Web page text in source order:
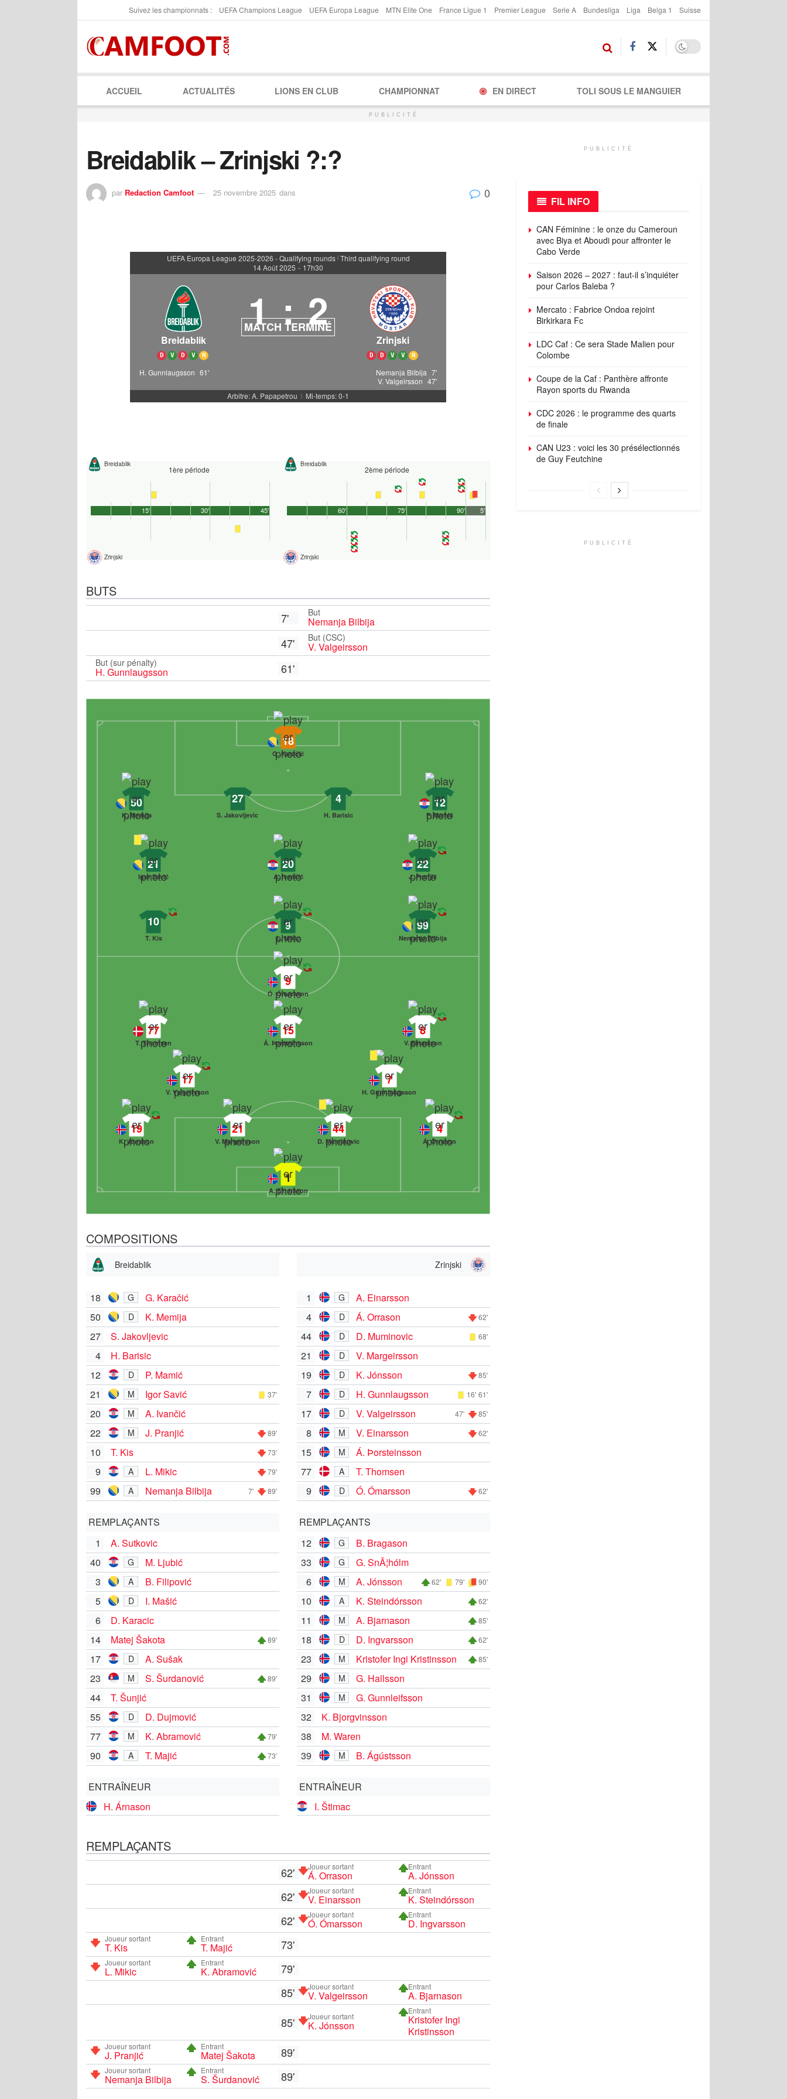
Suivez les championnats : UEFA Champions League UEFA Europa League MTN Elite One France Ligue 1 Premier League Serie A Bundesliga Liga Belga 1 Suisse
ACCUEIL ACTUALITÉS LIONS EN CLUB CHAMPIONNAT EN DIRECT TOLI SOUS LE MANGUIER
PUBLICITÉ
Breidablik – Zrinjski ?:?
par Redaction Camfoot 25 novembre 2025 dans 0
UEFA Europa League 2025-2026 - Qualifying rounds | Third qualifying round
14 Août 2025 - 17h30
Breidablik
D V D V N
1 : 2
MATCH TERMINÉ
Zrinjski
D D V V N
H. Gunnlaugsson 61' Nemanja Bilbija 7'
V. Valgeirsson 47'
Arbitre: A. Papapetrou
| Mi-temps: 0-1
Breidablik
1ère période
Zrinjski
45'
15' 30'
Breidablik
2ème période
Zrinjski
90'
60' 75' 5'
BUTS
7' But
Nemanja Bilbija
47' But (CSC)
V. Valgeirsson
But (sur pénalty)
H. Gunnlaugsson 61'
18
G. Karačić
12
P. Mamić
4
H. Barisic
27
S. Jakovljevic
50
K. Memija
22
J. Pranjić
20
A. Ivančić
21
Igor Savić
99
Nemanja Bilbija
9
L. Mikic
10
T. Kis
1
A. Einarsson
19
K. Jónsson
21
V. Margeirsson
44
D. Muminovic
4
Á. Orrason
17
V. Valgeirsson
7
H. Gunnlaugsson
77
T. Thomsen
15
Á. Þorsteinsson
8
V. Einarsson
9
Ó. Ómarsson
COMPOSITIONS
Breidablik
18 G
G. Karačić
50
D
K. Memija
27
S. Jakovljevic
4
H. Barisic
12
D
P. Mamić
21
M Igor Savić 37'
20 M
A. Ivančić
22
M J. Pranjić 89'
10 T. Kis 73'
9 A L. Mikic 79'
99 A Nemanja Bilbija 7' 89'
REMPLAÇANTS
1
A. Sutkovic
40
G
M. Ljubić
3
A
B. Filipović
5
D
I. Mašić
6
D. Karacic
14
Matej Šakota 89'
17 D
A. Sušak
23
M S. Šurdanović 89'
44
T. Šunjić
55
D
D. Dujmović
77
M K. Abramović 79'
90 A T. Majić 73'
ENTRAÎNEUR
H. Árnason
Zrinjski
1 G
A. Einarsson
4
D Á. Orrason 62'
44 D D. Muminovic 68'
21 D
V. Margeirsson
19
D K. Jónsson 85'
7 D H. Gunnlaugsson 16' 61'
17 D V. Valgeirsson 47' 85'
8 M V. Einarsson 62'
15 M
Á. Þorsteinsson
77
A
T. Thomsen
9
D Ó. Ómarsson 62'
REMPLAÇANTS
12
G
B. Bragason
33
G
G. SnÃ¦hólm
6
M A. Jónsson 62' 79' 90'
10 A K. Steindórsson 62'
11 M A. Bjarnason 85'
18 D D. Ingvarsson 62'
23 M Kristofer Ingi Kristinsson 85'
29 M
G. Hallsson
31
M
G. Gunnleifsson
32
K. Bjorgvinsson
38
M. Waren
39
M B. Ágústsson
ENTRAÎNEUR
I. Štimac
REMPLAÇANTS
62' Joueur sortant
Á. Orrason
Entrant
A. Jónsson
62' Joueur sortant
V. Einarsson
Entrant
K. Steindórsson
62' Joueur sortant
Ó. Ómarsson
Entrant
D. Ingvarsson
Joueur sortant
T. Kis
Entrant
T. Majić 73'
Joueur sortant
L. Mikic
Entrant
K. Abramović
79'
85'
Joueur sortant
V. Valgeirsson
Entrant
A. Bjarnason
85' Joueur sortant
K. Jónsson
Entrant
Kristofer Ingi
Kristinsson
Joueur sortant
J. Pranjić
Entrant
Matej Šakota 89'
Joueur sortant
Nemanja Bilbija
Entrant
S. Šurdanović 89'
PUBLICITÉ
FIL INFO
CAN Féminine : le onze du Cameroun
avec Biya et Aboudi pour affronter le
Cabo Verde
Saison 2026 – 2027 : faut-il s’inquiéter
pour Carlos Baleba ?
Mercato : Fabrice Ondoa rejoint
Birkirkara Fc
LDC Caf : Ce sera Stade Malien pour
Colombe
Coupe de la Caf : Panthère affronte
Rayon sports du Rwanda
CDC 2026 : le programme des quarts
de finale
CAN U23 : voici les 30 présélectionnés
de Guy Feutchine
PUBLICITÉ